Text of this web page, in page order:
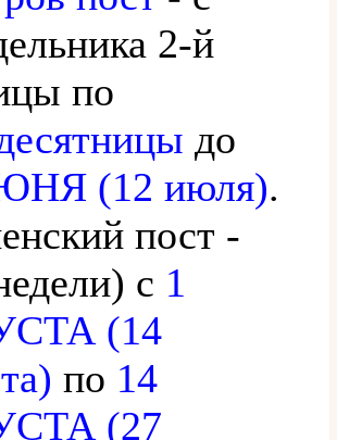
2-й
по
до
(12 июля).
пост -
с 1
(14
по 14
(27